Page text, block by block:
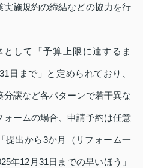
施規約の締結などの協力を行
して「予算上限に達するま
日まで」と定められており、
分譲など各パターンで若干異な
ォームの場合、申請予約は任意
提出から3か月（リフォーム一
年12月31日までの早いほう」